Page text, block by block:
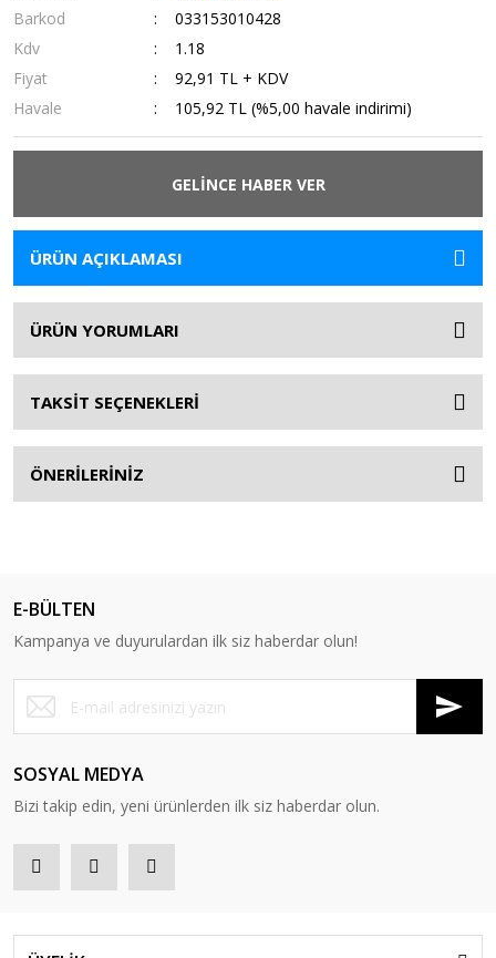
Barkod
033153010428
Kdv
1.18
Fiyat
92,91 TL + KDV
Havale
105,92 TL (%5,00 havale indirimi)
GELİNCE HABER VER
ÜRÜN AÇIKLAMASI
ÜRÜN YORUMLARI
TAKSİT SEÇENEKLERİ
ÖNERİLERİNİZ
E-BÜLTEN
Kampanya ve duyurulardan ilk siz haberdar olun!
SOSYAL MEDYA
Bizi takip edin, yeni ürünlerden ilk siz haberdar olun.